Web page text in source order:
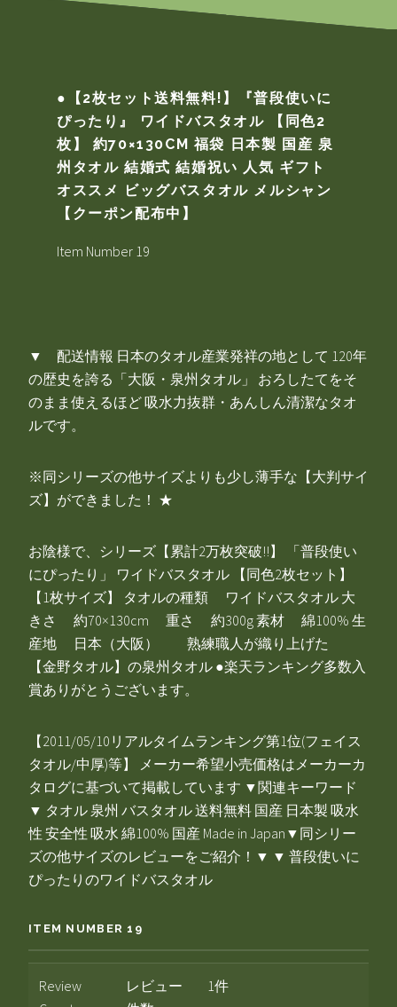
●【2枚セット送料無料!】『普段使いに
ぴったり』 ワイドバスタオル 【同色2
枚】 約70×130CM 福袋 日本製 国産 泉
州タオル 結婚式 結婚祝い 人気 ギフト
オススメ ビッグバスタオル メルシャン
【クーポン配布中】
Item Number 19
▼ 配送情報 日本のタオル産業発祥の地として 120年
の歴史を誇る「大阪・泉州タオル」 おろしたてをそ
のまま使えるほど 吸水力抜群・あんしん清潔なタオ
ルです。
※同シリーズの他サイズよりも少し薄手な【大判サイ
ズ】ができました！ ★
お陰様で、シリーズ【累計2万枚突破!!】 「普段使い
にぴったり」 ワイドバスタオル 【同色2枚セット】
【1枚サイズ】 タオルの種類 ワイドバスタオル 大
きさ 約70×130cm 重さ 約300g 素材 綿100% 生
産地 日本（大阪） 熟練職人が織り上げた
【金野タオル】の泉州タオル ●楽天ランキング多数入
賞ありがとうございます。
【2011/05/10リアルタイムランキング第1位(フェイス
タオル/中厚)等】 メーカー希望小売価格はメーカーカ
タログに基づいて掲載しています ▼関連キーワード
▼ タオル 泉州 バスタオル 送料無料 国産 日本製 吸水
性 安全性 吸水 綿100% 国産 Made in Japan▼同シリー
ズの他サイズのレビューをご紹介！▼ ▼ 普段使いに
ぴったりのワイドバスタオル
ITEM NUMBER 19
Review
レビュー
1件